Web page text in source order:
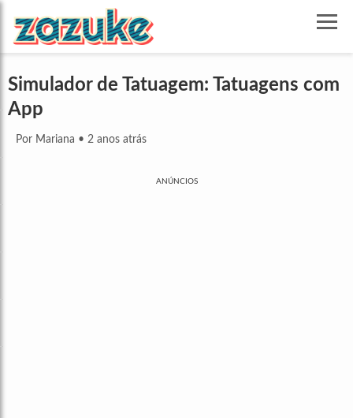
Simulador de Tatuagem: Tatuagens com
App
Por Mariana • 2 anos atrás
ANÚNCIOS